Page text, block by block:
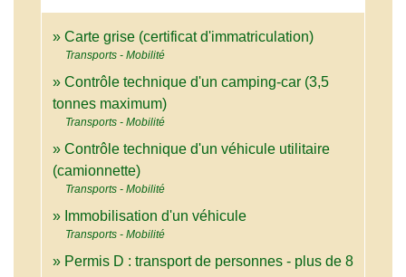
Carte grise (certificat d'immatriculation)
Transports - Mobilité
Contrôle technique d'un camping-car (3,5
tonnes maximum)
Transports - Mobilité
Contrôle technique d'un véhicule utilitaire
(camionnette)
Transports - Mobilité
Immobilisation d'un véhicule
Transports - Mobilité
Permis D : transport de personnes - plus de 8